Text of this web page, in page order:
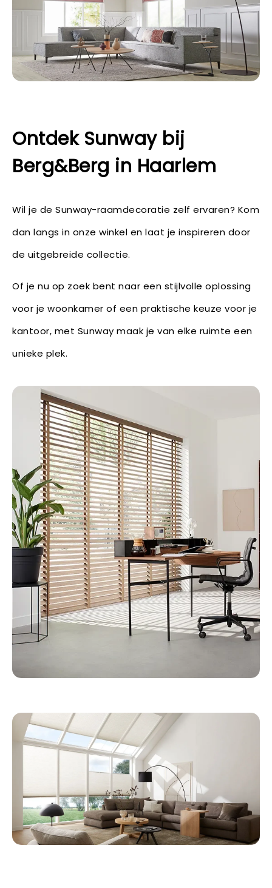
Ontdek Sunway bij
Berg&Berg in Haarlem
Wil je de Sunway-raamdecoratie zelf ervaren? Kom
dan langs in onze winkel en laat je inspireren door
de uitgebreide collectie.
Of je nu op zoek bent naar een stijlvolle oplossing
voor je woonkamer of een praktische keuze voor je
kantoor, met Sunway maak je van elke ruimte een
unieke plek.